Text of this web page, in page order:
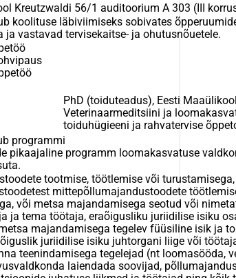
Kreutzwaldi 56/1 auditoorium A 303 (III
koolituse läbiviimiseks sobivates
ja vastavad tervisekaitse- ja ohutusnõuetele.
PhD (toiduteadus), Eesti
Veterinaarmeditsiini ja
toiduhügieeni ja rahvatervise
programmi
pikaajaline programm loomakasvatuse
tootmise, töötlemise või
mittepõllumajandustoodete
või metsa majandamisega seotud või
ja tema töötaja, eraõigusliku juriidilise isiku
majandamisega tegelev füüsiline isik ja
juriidilise isiku juhtorgani liige või
teenindamisega tegelejad (nt loomasööda,
laiendada soovijad,